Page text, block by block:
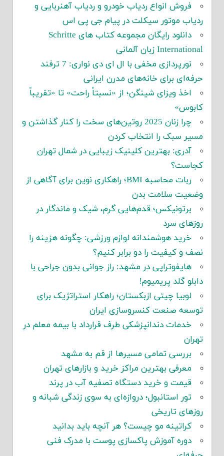
فروش انواع ردیاب خودرو و ردیاب آهنربایی و
ردیاب موتور سیکلت در پیام جی پی اس
دانلود رایگان مجموعه کتاب های Schritte
International زبان آلمانی
نورپردازی مخفی با ال ای دی نواری: 7 ترفند
حرفه‌ای برای خانه‌های مدرن ایرانی
اخذ ویزای شینگن؛ از «نسبتاً راحت» تا «تقریباً
کابوس»
چرا زنان 2025 روتین‌های سخت را کنار گذاشتن و
مسیر سبک را انتخاب کردن
آدری: بهترین کلینیک زیبایی در شمال تهران
کجاست؟
ربات محاسبه BMI؛ راهکاری نوین برای آگاهی از
وضعیت سلامت بدن
برتونیکس؛ قدم‌هایی گرم، شیک و ماندگار در
روزهای سرد
خرید هوشمندانه لوازم ورزشی: چگونه هزینه را
نصف و کیفیت را دو برابر کنیم؟
هایفوتراپی در مشهد: راز جوانی بدون جراحی با
دابلو گلد پریمیوم!
لوبیا چیتی ازبکستان؛ راهکار استراتژیک برای
توسعه صنعت کنسروسازی ایران
خدمات دندانپزشکی طرف قرارداد با بیمه معلم در
تهران
بررسی تمامی مسیرها از قم به مشهد
معرفی بهترین مراکز خرید و بازارهای تهران
قیمت و خرید دستگاه تصفیه آب در پرند
تور استانبول؛ دروازه‌ای به سوی زندگی شبانه و
روزهای تاریخی
کراتینه مو چیست؟ هر آنچه باید بدانید
دوره آموزش پاکسازی پوست با مدرک فنی